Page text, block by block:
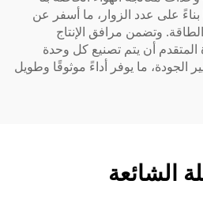
بناءً على عدد الزوار، ما أسفر عن
وتضمن مرافق الإنتاج
المتقدم أن يتم تصنيع كل وحدة
الجودة، ما يوفر أداءً موثوقًا وطويل
الشائعة